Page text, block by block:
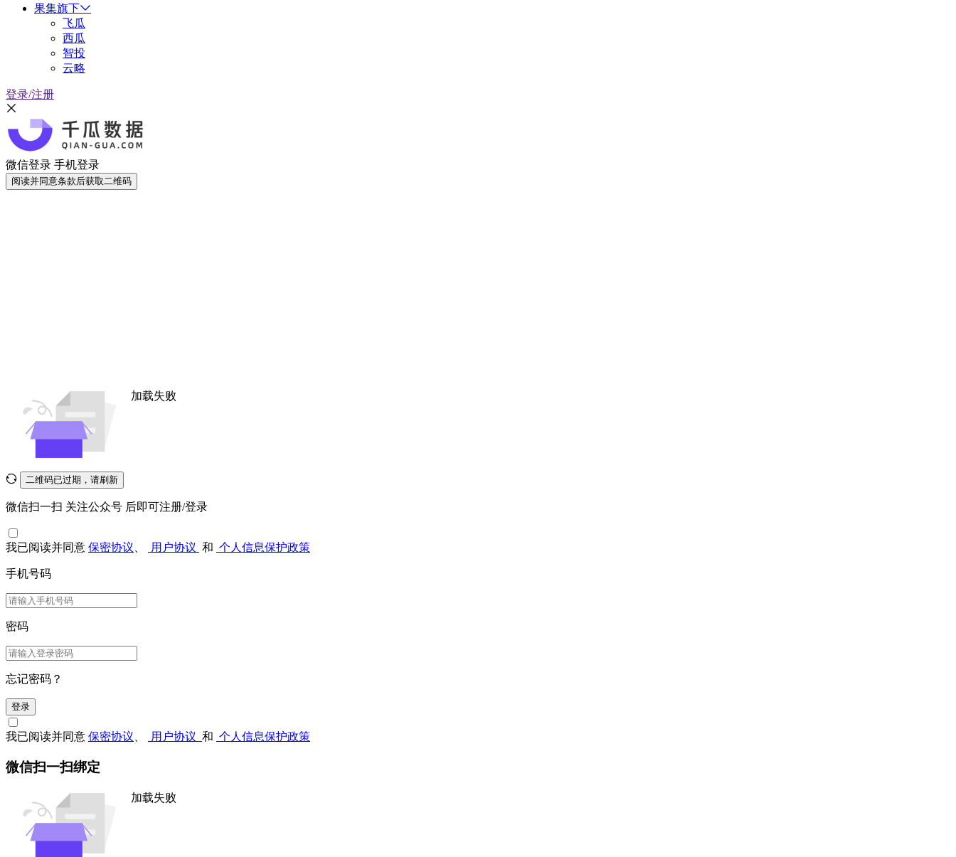
果集旗下
飞瓜
西瓜
智投
云略
登录/注册
微信登录 手机登录
阅读并同意条款后获取二维码
加载失败
二维码已过期，请刷新
微信扫一扫 关注公众号 后即可注册/登录
我已阅读并同意 保密协议 用户协议 和 个人信息保护政策
手机号码
密码
忘记密码？
登录
我已阅读并同意 保密协议 用户协议 和 个人信息保护政策
微信扫一扫绑定
加载失败